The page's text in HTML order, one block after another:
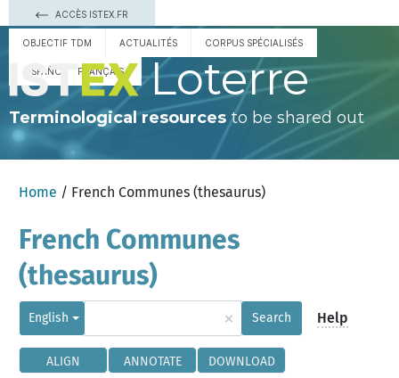
ACCÈS ISTEX.FR
OBJECTIF TDM ACTUALITÉS CORPUS SPÉCIALISÉS
ESPAÑOL FRANÇAIS Loterre
Terminological resourcesto be shared out
Home / French Communes (thesaurus)
French Communes
(thesaurus)
English × Search Help
ALIGN ANNOTATE DOWNLOAD